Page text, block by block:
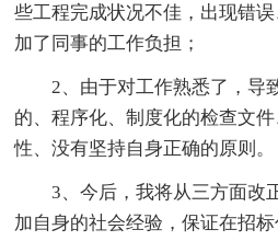
些工程完成状况不佳，出现错
加了同事的工作负担；
2、由于对工作熟悉了，导
的、程序化、制度化的检查文
性、没有坚持自身正确的原则。
3、今后，我将从三方面改
加自身的社会经验，保证在招